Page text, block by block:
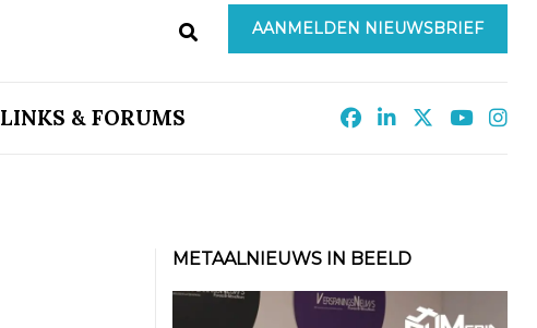
AANMELDEN NIEUWSBRIEF
LINKS & FORUMS
METAALNIEUWS IN BEELD